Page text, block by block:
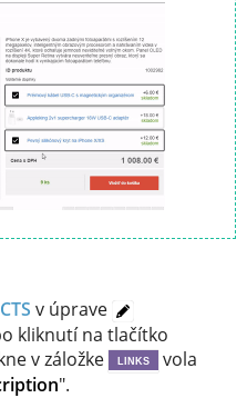
v úprave
kliknutí na tlačítko
v záložke LINKS
vola
".